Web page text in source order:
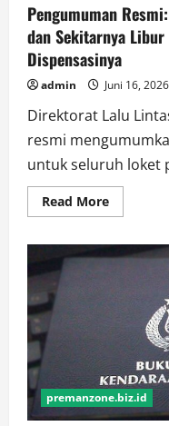
Pengumuman
dan Sekitarnya
Dispensasinya
admin Juni 16, 2026
Direktorat Lalu
resmi
untuk seluruh loket
Read MoreRead
more
Resmi:
SIM
Jakarta
2026,
Ini
Jadwal
premanzone.biz.id